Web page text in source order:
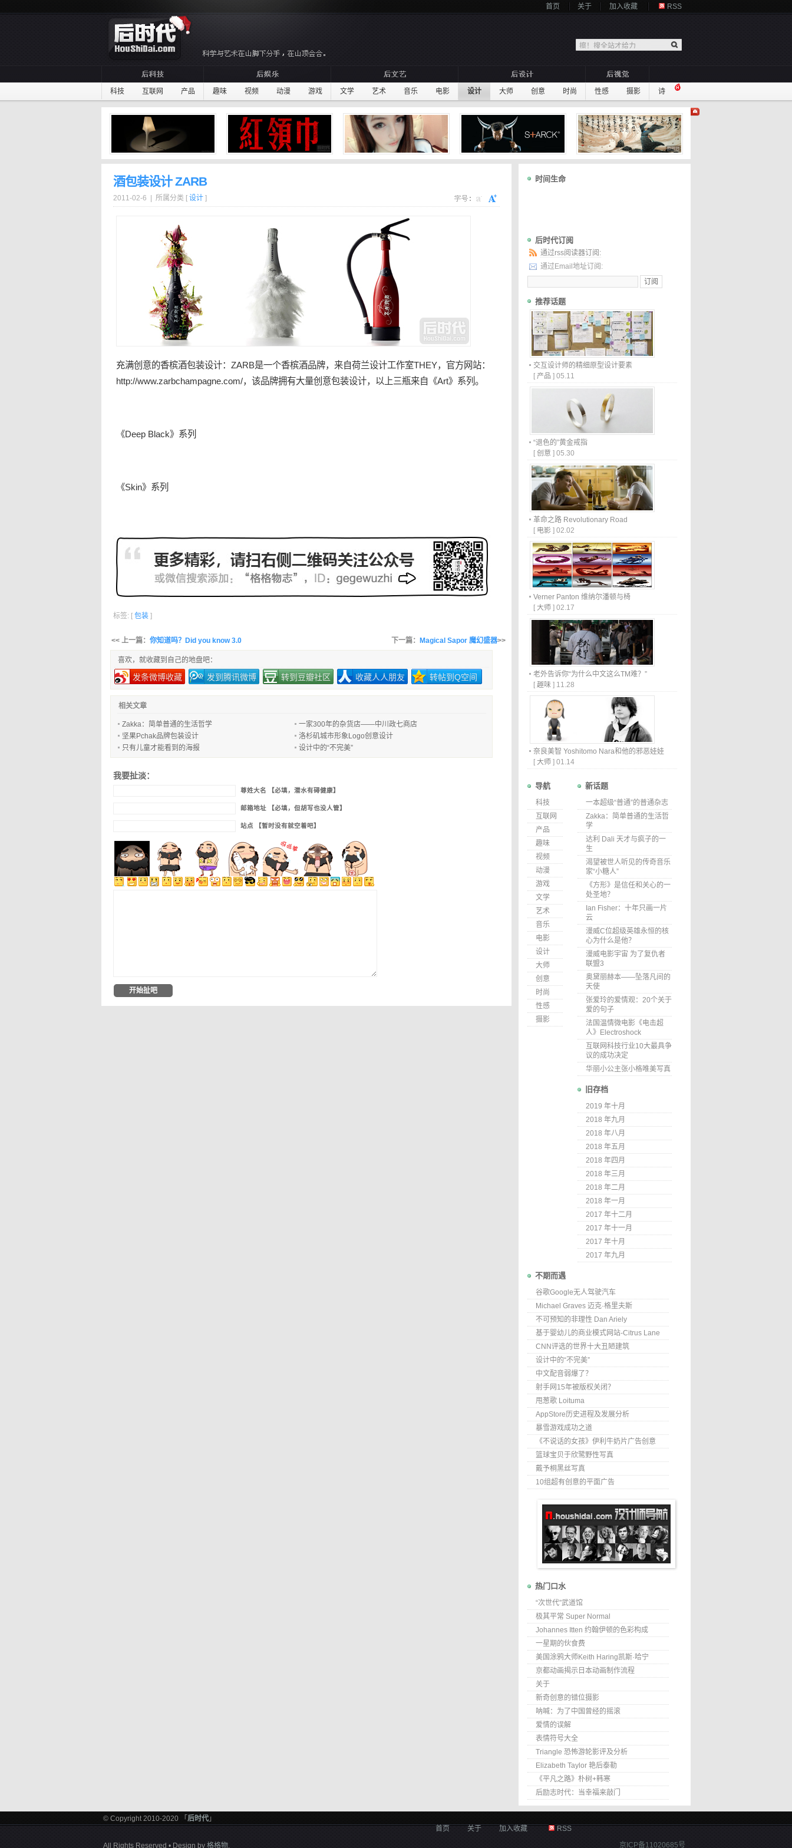
首页 关于 加入收藏 RSS
科技 互联网 产品 趣味 视频 动漫 游戏 文学 艺术 音乐 电影 设计 大师 创意 时尚 性感 摄影 诗
酒包装设计 ZARB
2011-02-6 | 所属分类 [ 设计 ]
充满创意的香槟酒包装设计：ZARB是一个香槟酒品牌，来自荷兰设计工作室THEY，官方网站：
http://www.zarbchampagne.com/，该品牌拥有大量创意包装设计，以上三瓶来自《Art》系列。
《Deep Black》系列
《Skin》系列
标签: [ 包装 ]
<< 上一篇： 你知道吗？Did you know 3.0 下一篇： Magical Sapor 魔幻盛器>>
喜欢，就收藏到自己的地盘吧：
发条微博收藏 发到腾讯微博 转到豆瓣社区 收藏人人朋友 转帖到Q空间
相关文章
Zakka：简单普通的生活哲学
一家300年的杂货店——中川政七商店
坚果Pchak品牌包装设计
洛杉矶城市形象Logo创意设计
只有儿童才能看到的海报
设计中的“不完美”
我要扯淡：
尊姓大名 【必填，潜水有碍健康】
邮箱地址 【必填，但胡写也没人管】
站点 【暂时没有就空着吧】
时间生命
后时代订阅
通过rss阅读器订阅:
通过Email地址订阅:
推荐话题
交互设计师的精细原型设计要素
[ 产品 ] 05.11
“退色的”黄金戒指
[ 创意 ] 05.30
革命之路 Revolutionary Road
[ 电影 ] 02.02
Verner Panton 维纳尔潘顿与椅
[ 大师 ] 02.17
老外告诉你“为什么中文这么TM难？”
[ 趣味 ] 11.28
奈良美智 Yoshitomo Nara和他的邪恶娃娃
[ 大师 ] 01.14
导航
科技
互联网
产品
趣味
视频
动漫
游戏
文学
艺术
音乐
电影
设计
大师
创意
时尚
性感
摄影
新话题
一本超级“普通”的普通杂志
Zakka：简单普通的生活哲
学
达利 Dali 天才与疯子的一
生
渴望被世人听见的传奇音乐
家“小糖人”
《方形》是信任和关心的一
处圣地？
Ian Fisher：十年只画一片
云
漫威C位超级英雄永恒的核
心为什么是他？
漫威电影宇宙 为了复仇者
联盟3
奥黛丽赫本——坠落凡间的
天使
张爱玲的爱情观：20个关于
爱的句子
法国温情微电影《电击超
人》Electroshock
互联网科技行业10大最具争
议的成功决定
华丽小公主张小格唯美写真
旧存档
2019 年十月
2018 年九月
2018 年八月
2018 年五月
2018 年四月
2018 年三月
2018 年二月
2018 年一月
2017 年十二月
2017 年十一月
2017 年十月
2017 年九月
不期而遇
谷歌Google无人驾驶汽车
Michael Graves 迈克·格里夫斯
不可预知的非理性 Dan Ariely
基于婴幼儿的商业模式网站-Citrus Lane
CNN评选的世界十大丑陋建筑
设计中的“不完美”
中文配音弱爆了？
射手网15年被版权关闭？
甩葱歌 Loituma
AppStore历史进程及发展分析
暴雪游戏成功之道
《不说话的女孩》伊利牛奶片广告创意
篮球宝贝于欣鹭野性写真
戴予桐黑丝写真
10组超有创意的平面广告
热门口水
“次世代”武道馆
极其平常 Super Normal
Johannes Itten 约翰伊顿的色彩构成
一星期的伙食费
美国涂鸦大师Keith Haring凯斯·哈宁
京都动画揭示日本动画制作流程
关于
新奇创意的错位摄影
呐喊：为了中国曾经的摇滚
爱情的误解
表情符号大全
Triangle 恐怖游轮影评及分析
Elizabeth Taylor 艳后泰勒
《平凡之路》朴树+韩寒
后励志时代：当幸福来敲门
© Copyright 2010-2020 「 后时代 」
首页
关于 加入收藏 RSS
All Rights Reserved • Design by 格格物. 京ICP备11020685号